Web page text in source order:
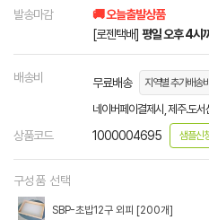
발송마감
🚚 오늘출발상품
[로젠택배] 평일 오후 4시
배송비 무료배송 지역별 추가배송비
네이버페이결제시, 제주.도
상품코드 1000004695 샘플신
구성품 선택
SBP-초밥12구 외피 [200개]